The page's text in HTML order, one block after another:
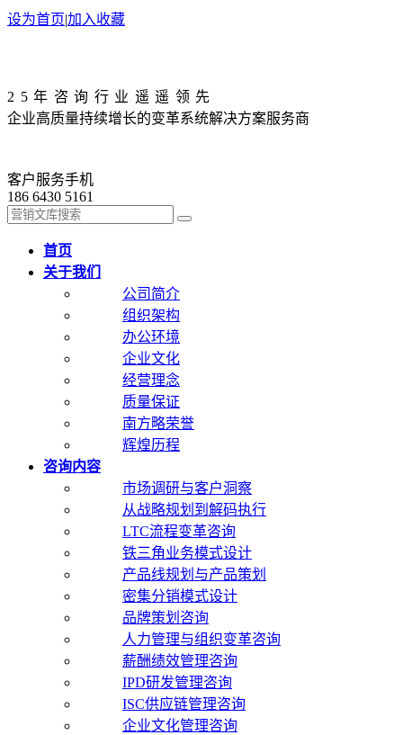
设为首页|加入收藏
25年咨询行业遥遥领先
企业高质量持续增长的变革系统解决方案服务商
客户服务手机
186 6430 5161
首页
关于我们
公司简介
组织架构
办公环境
企业文化
经营理念
质量保证
南方略荣誉
辉煌历程
咨询内容
市场调研与客户洞察
从战略规划到解码执行
LTC流程变革咨询
铁三角业务模式设计
产品线规划与产品策划
密集分销模式设计
品牌策划咨询
人力管理与组织变革咨询
薪酬绩效管理咨询
IPD研发管理咨询
ISC供应链管理咨询
企业文化管理咨询